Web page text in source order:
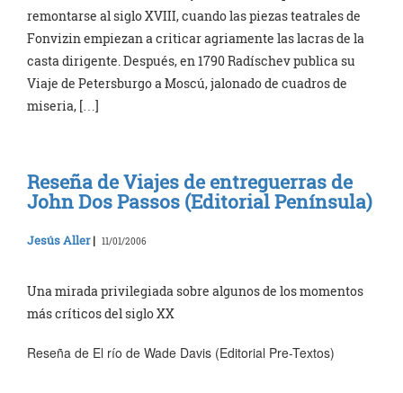
remontarse al siglo XVIII, cuando las piezas teatrales de
Fonvizin empiezan a criticar agriamente las lacras de la
casta dirigente. Después, en 1790 Radíschev publica su
Viaje de Petersburgo a Moscú, jalonado de cuadros de
miseria, […]
Reseña de Viajes de entreguerras de
John Dos Passos (Editorial Península)
Jesús Aller| 11/01/2006
Una mirada privilegiada sobre algunos de los momentos
más críticos del siglo XX
Reseña de El río de Wade Davis (Editorial Pre-Textos)